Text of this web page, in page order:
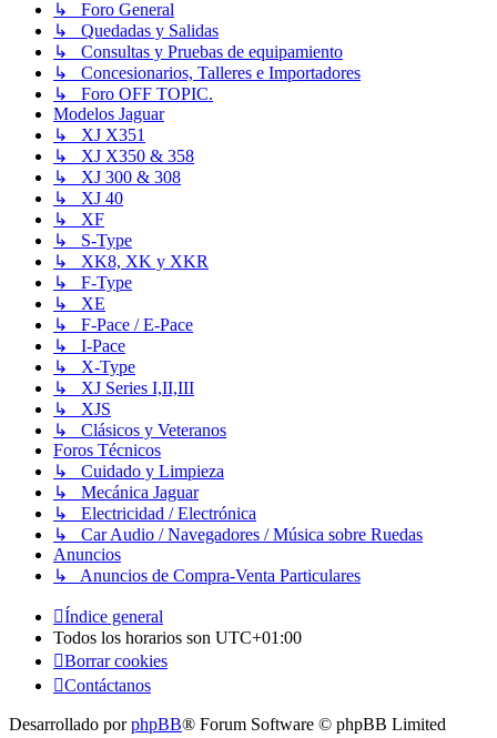
↳ Foro General
↳ Quedadas y Salidas
↳ Consultas y Pruebas de equipamiento
↳ Concesionarios, Talleres e Importadores
↳ Foro OFF TOPIC.
Modelos Jaguar
↳ XJ X351
↳ XJ X350 & 358
↳ XJ 300 & 308
↳ XJ 40
↳ XF
↳ S-Type
↳ XK8, XK y XKR
↳ F-Type
↳ XE
↳ F-Pace / E-Pace
↳ I-Pace
↳ X-Type
↳ XJ Series I,II,III
↳ XJS
↳ Clásicos y Veteranos
Foros Técnicos
↳ Cuidado y Limpieza
↳ Mecánica Jaguar
↳ Electricidad / Electrónica
↳ Car Audio / Navegadores / Música sobre Ruedas
Anuncios
↳ Anuncios de Compra-Venta Particulares
Índice general
Todos los horarios son UTC+01:00
Borrar cookies
Contáctanos
Desarrollado porphpBB® Forum Software © phpBB Limited